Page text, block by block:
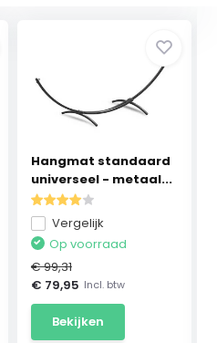
Hangmat standaard
universeel - metaal...
Vergelijk
Op voorraad
€ 99,31
€ 79,95 Incl. btw
Bekijken